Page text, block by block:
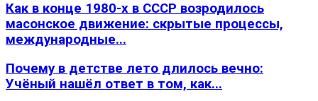
Как в конце 1980-х в СССР возродилось
масонское движение: скрытые процессы,
международные...
Почему в детстве лето длилось вечно:
Учёный нашёл ответ в том, как...